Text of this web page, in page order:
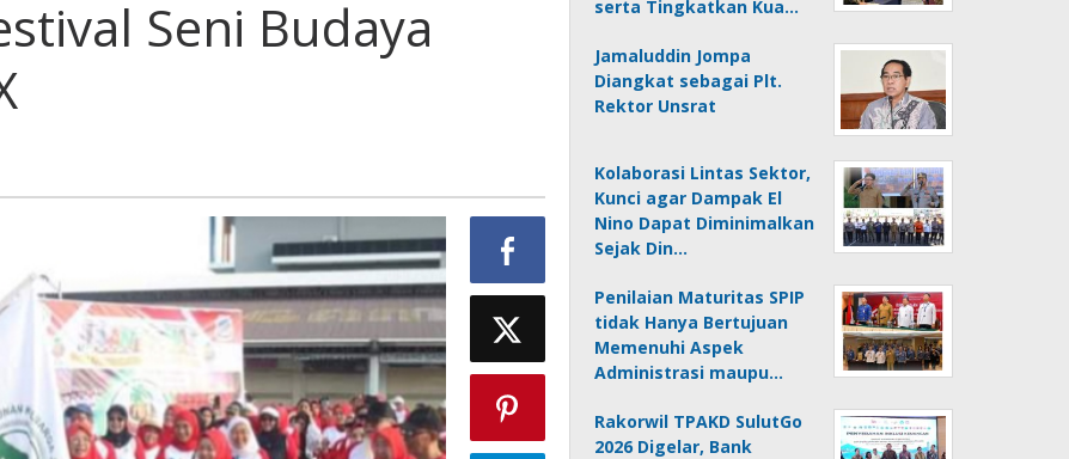
Seni Budaya
serta Tingkatkan Kua…
Jamaluddin Jompa
Diangkat sebagai Plt.
Rektor Unsrat
Kolaborasi Lintas Sektor,
Kunci agar Dampak El
Nino Dapat Diminimalkan
Sejak Din…
Penilaian Maturitas SPIP
tidak Hanya Bertujuan
Memenuhi Aspek
Administrasi maupu…
Rakorwil TPAKD SulutGo
2026 Digelar, Bank